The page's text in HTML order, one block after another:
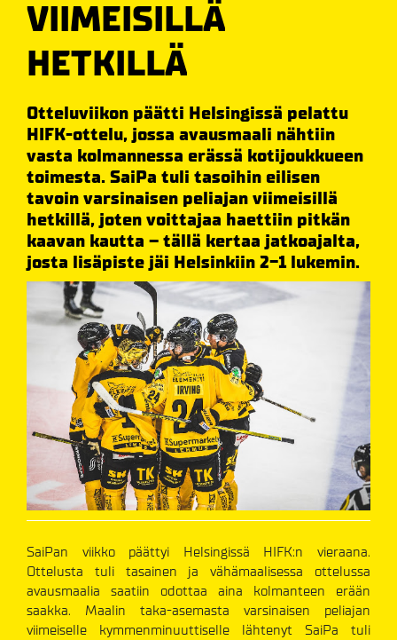
VIIMEISILLÄ
HETKILLÄ
Otteluviikon päätti Helsingissä pelattu
HIFK-ottelu, jossa avausmaali nähtiin
vasta kolmannessa erässä kotijoukkueen
toimesta. SaiPa tuli tasoihin eilisen
tavoin varsinaisen peliajan viimeisillä
hetkillä, joten voittajaa haettiin pitkän
kaavan kautta – tällä kertaa jatkoajalta,
josta lisäpiste jäi Helsinkiin 2-1 lukemin.
SaiPan viikko päättyi Helsingissä HIFK:n vieraana.
Ottelusta tuli tasainen ja vähämaalisessa ottelussa
avausmaalia saatiin odottaa aina kolmanteen erään
saakka. Maalin taka-asemasta varsinaisen peliajan
viimeiselle kymmenminuuttiselle lähtenyt SaiPa tuli